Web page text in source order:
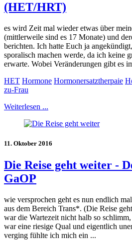
(HET/HRT)
es wird Zeit mal wieder etwas über
(mittlerweile sind es 17 Monate) und
berichten. Ich hatte Euch ja
sporalisch machen werde, da ich keine
erwarte. Wobei Veränderungen gibt es
HET Hormone Hormonersatztherpaie
zu-Frau
Weiterlesen ...
11. Oktober 2016
Die Reise geht weiter -
GaOP
wie versprochen geht es nun endlich
aus dem Bereich Trans*. (Die Reise
war die Wartezeit nicht halb so
war eine riesige Qual und eigentlich
verging fühlte ich mich ein ...